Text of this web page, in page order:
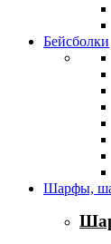
Бейсболки
Шарфы,